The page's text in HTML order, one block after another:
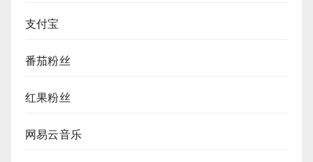
支付宝
番茄粉丝
红果粉丝
网易云音乐